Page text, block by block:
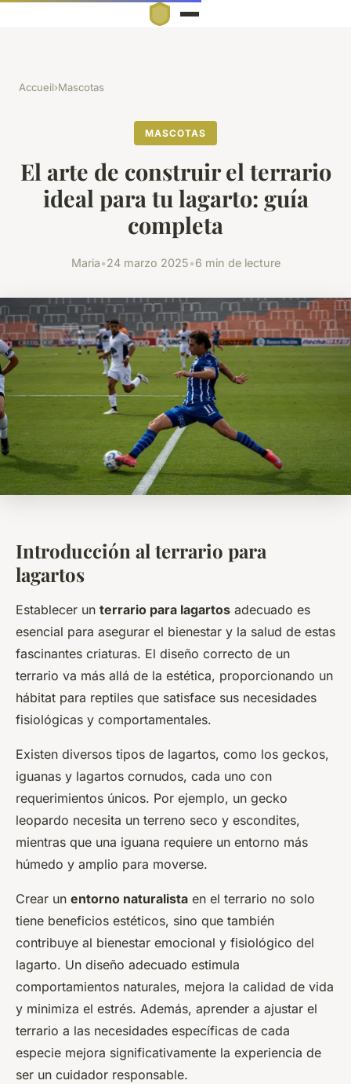
Accueil›Mascotas
MASCOTAS
El arte de construir el terrario
ideal para tu lagarto: guía
completa
Maria•24 marzo 2025•6 min de lecture
Introducción al terrario para
lagartos
Establecer un terrario para lagartos adecuado es
esencial para asegurar el bienestar y la salud de estas
fascinantes criaturas. El diseño correcto de un
terrario va más allá de la estética, proporcionando un
hábitat para reptiles que satisface sus necesidades
fisiológicas y comportamentales.
Existen diversos tipos de lagartos, como los geckos,
iguanas y lagartos cornudos, cada uno con
requerimientos únicos. Por ejemplo, un gecko
leopardo necesita un terreno seco y escondites,
mientras que una iguana requiere un entorno más
húmedo y amplio para moverse.
Crear un entorno naturalista en el terrario no solo
tiene beneficios estéticos, sino que también
contribuye al bienestar emocional y fisiológico del
lagarto. Un diseño adecuado estimula
comportamientos naturales, mejora la calidad de vida
y minimiza el estrés. Además, aprender a ajustar el
terrario a las necesidades específicas de cada
especie mejora significativamente la experiencia de
ser un cuidador responsable.